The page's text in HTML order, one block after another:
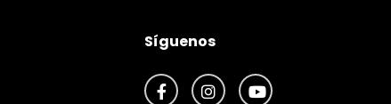
Síguenos
FacebookInstagram